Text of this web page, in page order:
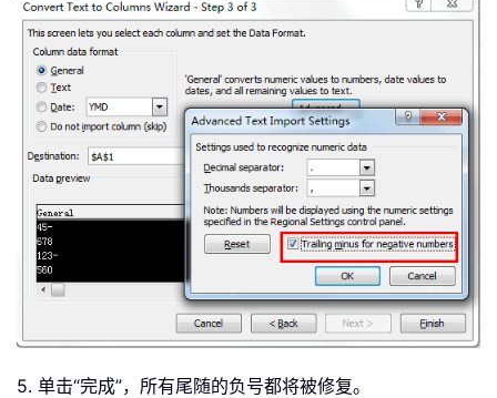
5. 单击“完成”，所有尾随的负号都将被修复。